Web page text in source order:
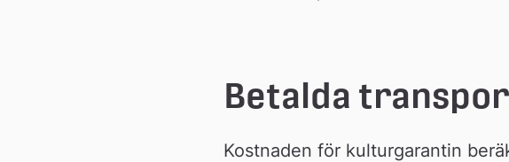
Betalda
Kostnaden för kulturgarantin